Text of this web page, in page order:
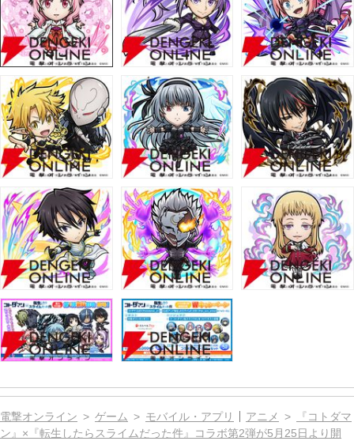
電撃オンライン ゲーム モバイル・アプリ アニメ
『コトダマ
ン』×『転生したらスライムだった件』コラボ第2弾が5月25日より開